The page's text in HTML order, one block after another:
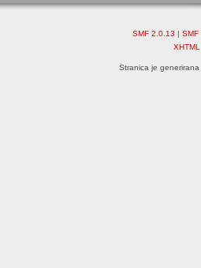
SMF 2.0.13 | SMF
XHTML
Stranica je